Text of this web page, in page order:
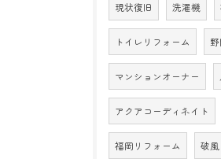
現状復旧 洗濯機
トイレリフォーム
マンションオーナー
アクアコーディネイト
福岡リフォーム 破風